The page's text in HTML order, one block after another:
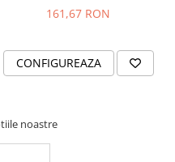
NR.20
161,67 RON
CONFIGUREAZA
noastre